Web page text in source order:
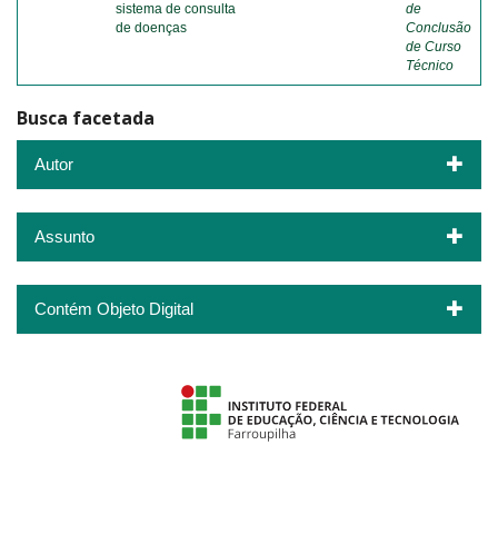
sistema de consulta
de doenças
de
Conclusão
de Curso
Técnico
Busca facetada
Autor
Assunto
Contém Objeto Digital